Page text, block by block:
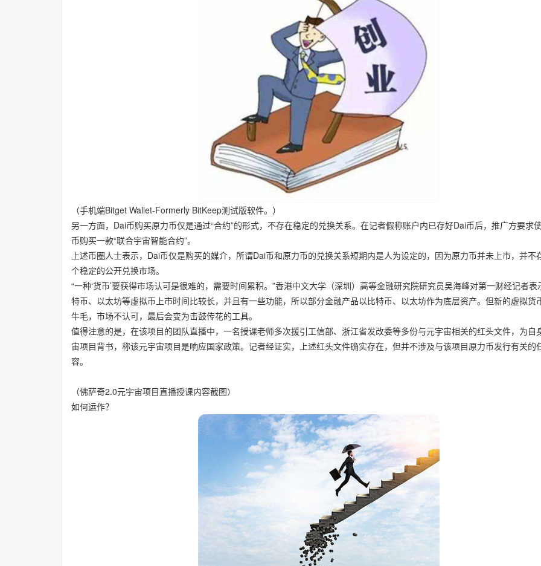
（手机端Bitget Wallet-Formerly BitKeep测试版软件。）
另一方面，Dai币购买原力币仅是通过“合约”的形式，不存在稳定的兑换关系。在记者假称账户内已存好Dai币后，推广方要求
币购买一款“联合宇宙智能合约”。
上述币圈人士表示，Dai币仅是购买的媒介，所谓Dai币和原力币的兑换关系短期内是人为设定的，因为原力币并未上市，并不
个稳定的公开兑换市场。
“一种‘货币’要获得市场认可是很难的，需要时间累积。”香港中文大学（深圳）高等金融研究院研究员吴海峰对第一财经记者表
特币、以太坊等虚拟币上市时间比较长，并且有一些功能，所以部分金融产品以比特币、以太坊作为底层资产。但新的虚拟货
牛毛，市场不认可，最后会变为击鼓传花的工具。
值得注意的是，在该项目的团队直播中，一名授课老师多次援引工信部、浙江省发改委等多份与元宇宙相关的红头文件，为自
宙项目背书，称该元宇宙项目是响应国家政策。记者经证实，上述红头文件确实存在，但并不涉及与该项目原力币发行有关的
容。
（佛萨奇2.0元宇宙项目直播授课内容截图）
如何运作？